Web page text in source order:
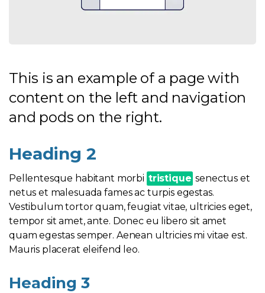
This is an example of a page with
content on the left and navigation
and pods on the right.
Heading 2
Pellentesque habitant morbi tristique senectus et
netus et malesuada fames ac turpis egestas.
Vestibulum tortor quam, feugiat vitae, ultricies eget,
tempor sit amet, ante. Donec eu libero sit amet
quam egestas semper. Aenean ultricies mi vitae est.
Mauris placerat eleifend leo.
Heading 3